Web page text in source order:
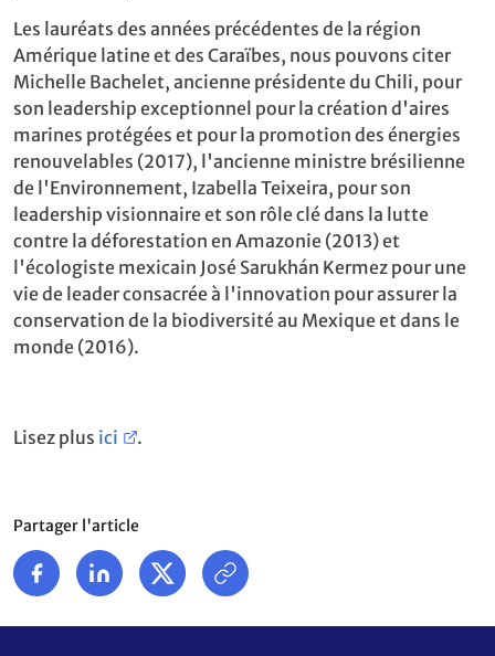
Les lauréats des années précédentes de la région
Amérique latine et des Caraïbes, nous pouvons citer
Michelle Bachelet, ancienne présidente du Chili, pour
son leadership exceptionnel pour la création d'aires
marines protégées et pour la promotion des énergies
renouvelables (2017), l'ancienne ministre brésilienne
de l'Environnement, Izabella Teixeira, pour son
leadership visionnaire et son rôle clé dans la lutte
contre la déforestation en Amazonie (2013) et
l'écologiste mexicain José Sarukhán Kermez pour une
vie de leader consacrée à l'innovation pour assurer la
conservation de la biodiversité au Mexique et dans le
monde (2016).
Lisez plus ici .
Partager l'article